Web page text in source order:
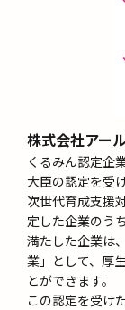
株式会社アー
くるみん認定企
大臣の認定を受
次世代育成支援
定した企業のう
満たした企業は
業」として、厚
とができます。
この認定を受け